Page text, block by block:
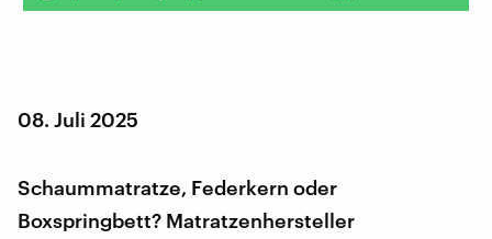
08. Juli 2025
Schaummatratze, Federkern oder
Boxspringbett? Matratzenhersteller